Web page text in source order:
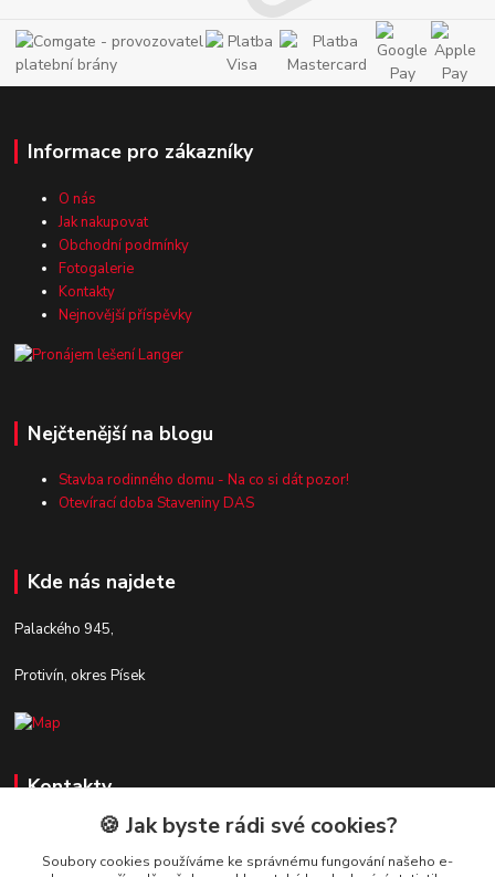
Informace pro zákazníky
O nás
Jak nakupovat
Obchodní podmínky
Fotogalerie
Kontakty
Nejnovější příspěvky
Nejčtenější na blogu
Stavba rodinného domu - Na co si dát pozor!
Otevírací doba Staveniny DAS
Kde nás najdete
Palackého 945,
Protivín, okres Písek
Kontakty
Zákaznická podpora Stavby DaS
+420 720 190 190
🍪 Jak byste rádi své cookies?
Soubory cookies používáme ke správnému fungování našeho e-